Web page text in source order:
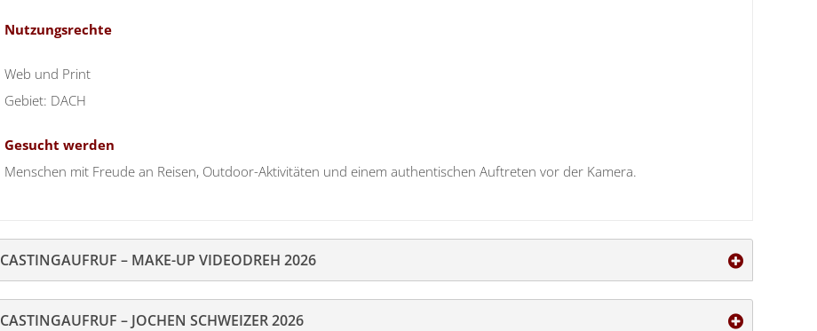
Nutzungsrechte
Web und Print
Gebiet: DACH
Gesucht werden
Menschen mit Freude an Reisen, Outdoor-Aktivitäten und einem authentischen Auftreten vor der Kamera.
CASTINGAUFRUF – MAKE-UP VIDEODREH 2026
CASTINGAUFRUF – JOCHEN SCHWEIZER 2026